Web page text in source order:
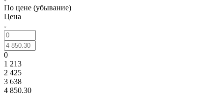
По цене (убывание)
Цена
0
1 213
2 425
3 638
4 850.30